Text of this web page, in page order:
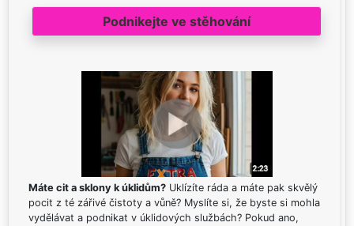
Podnikejte ve stěhování
Máte cit a sklony k úklidům? Uklízíte ráda a máte pak skvělý
pocit z té zářivé čistoty a vůně? Myslíte si, že byste si mohla
vydělávat a podnikat v úklidových službách? Pokud ano,